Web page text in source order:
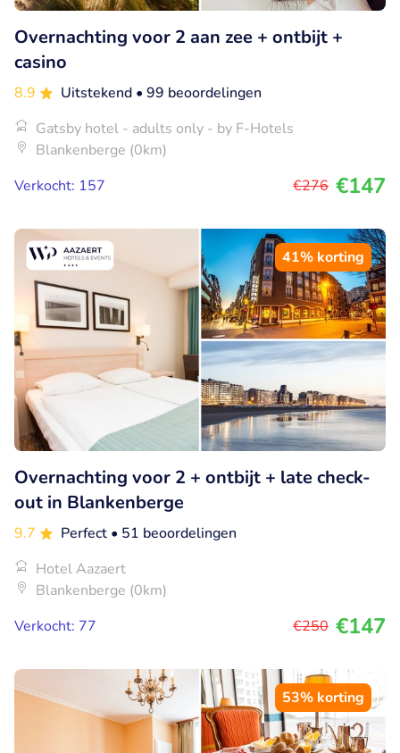
Overnachting voor 2 aan zee + ontbijt +
casino
8.9 Uitstekend • 99 beoordelingen
Gatsby hotel - adults only - by F-Hotels
Blankenberge (0km)
Verkocht: 157
€276 €147
41% korting
Overnachting voor 2 + ontbijt + late check-
out in Blankenberge
9.7 Perfect • 51 beoordelingen
Hotel Aazaert
Blankenberge (0km)
Verkocht: 77
€250 €147
53% korting